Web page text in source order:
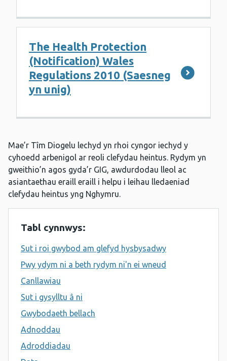
The Health Protection
(Notification) Wales
Regulations 2010 (Saesneg
yn unig)
Mae’r Tîm Diogelu lechyd yn rhoi cyngor iechyd y
cyhoedd arbenigol ar reoli clefydau heintus. Rydym yn
gweithio’n agos gyda’r GIG, awdurdodau lleol ac
asiantaethau eraill eraill i helpu i leihau lledaeniad
clefydau heintus yng Nghymru.
Tabl cynnwys:
Sut i roi gwybod am glefyd hysbysadwy
Pwy ydym ni a beth rydym ni'n ei wneud
Canllawiau
Sut i gysylltu â ni
Gwybodaeth bellach
Adnoddau
Adroddiadau